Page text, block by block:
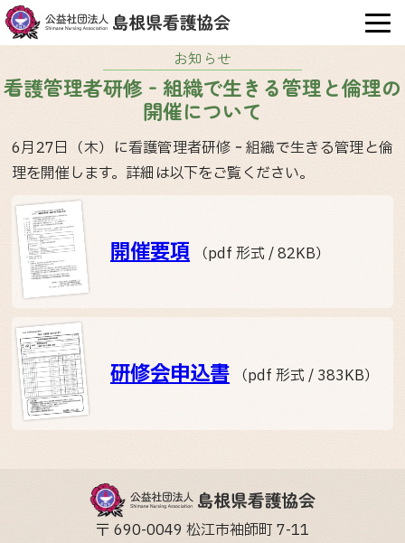
お知らせ
看護管理者研修‐組織で生きる管理と倫理の
開催について
6月27日（木）に看護管理者研修‐組織で生きる管理と倫
理を開催します。詳細は以下をご覧ください。
開催要項 （pdf 形式 / 82KB）
研修会申込書 （pdf 形式 / 383KB）
〒 690-0049 松江市袖師町 7-11